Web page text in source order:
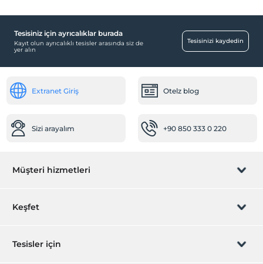
Aile odaları
Engelli
Hastaneye kolay ulaşım (15 dakika)
24 saat açık resepsiyon
Bebek
Temizlik Hizmetleri
Tesisiniz için ayrıcalıklar burada
Kayıt olun ayrıcalıklı tesisler arasında siz de
yer alın
Tesisinizi kaydedin
Extranet Giriş Otelz blog
Sizi arayalım +90 850 333 0 220
Müşteri hizmetleri
Rezervasyon yönet
Keşfet
Hediye Kart
Tesisler için